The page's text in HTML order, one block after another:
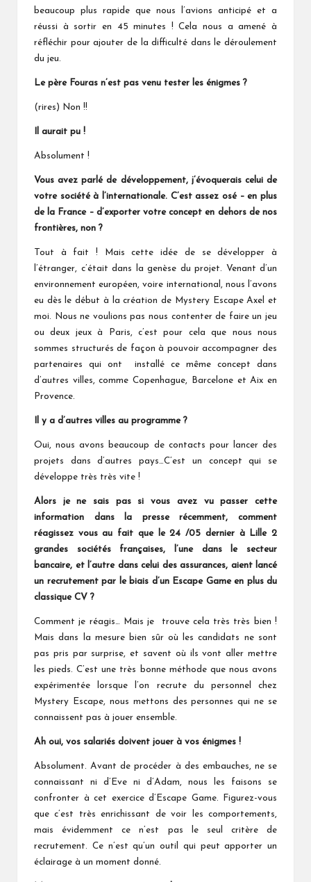
beaucoup plus rapide que nous l’avions anticipé et a
réussi à sortir en 45 minutes ! Cela nous a amené à
réfléchir pour ajouter de la difficulté dans le déroulement
du jeu.
Le père Fouras n’est pas venu tester les énigmes ?
(rires) Non !!
Il aurait pu !
Absolument !
Vous avez parlé de développement, j’évoquerais celui de
votre société à l’internationale. C’est assez osé – en plus
de la France – d’exporter votre concept en dehors de nos
frontières, non ?
Tout à fait ! Mais cette idée de se développer à
l’étranger, c’était dans la genèse du projet. Venant d’un
environnement européen, voire international, nous l’avons
eu dès le début à la création de Mystery Escape Axel et
moi. Nous ne voulions pas nous contenter de faire un jeu
ou deux jeux à Paris, c’est pour cela que nous nous
sommes structurés de façon à pouvoir accompagner des
partenaires qui ont installé ce même concept dans
d’autres villes, comme Copenhague, Barcelone et Aix en
Provence.
Il y a d’autres villes au programme ?
Oui, nous avons beaucoup de contacts pour lancer des
projets dans d’autres pays…C’est un concept qui se
développe très très vite !
Alors je ne sais pas si vous avez vu passer cette
information dans la presse récemment, comment
réagissez vous au fait que le 24 /05 dernier à Lille 2
grandes sociétés françaises, l’une dans le secteur
bancaire, et l’autre dans celui des assurances, aient lancé
un recrutement par le biais d’un Escape Game en plus du
classique CV ?
Comment je réagis… Mais je trouve cela très très bien !
Mais dans la mesure bien sûr où les candidats ne sont
pas pris par surprise, et savent où ils vont aller mettre
les pieds. C’est une très bonne méthode que nous avons
expérimentée lorsque l’on recrute du personnel chez
Mystery Escape, nous mettons des personnes qui ne se
connaissent pas à jouer ensemble.
Ah oui, vos salariés doivent jouer à vos énigmes !
Absolument. Avant de procéder à des embauches, ne se
connaissant ni d’Eve ni d’Adam, nous les faisons se
confronter à cet exercice d’Escape Game. Figurez-vous
que c’est très enrichissant de voir les comportements,
mais évidemment ce n’est pas le seul critère de
recrutement. Ce n’est qu’un outil qui peut apporter un
éclairage à un moment donné.